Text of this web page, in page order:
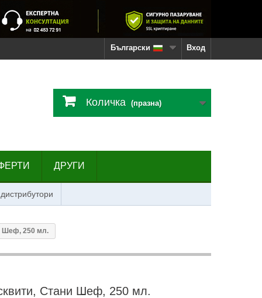
Вход
Български
Количка (празна)
ДРУГИ
Шеф, 250 мл.
Стани Шеф, 250 мл.